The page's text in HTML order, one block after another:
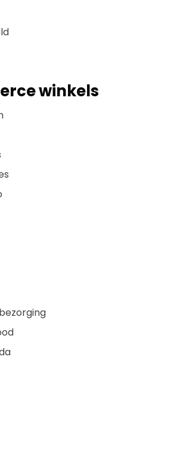
winkels